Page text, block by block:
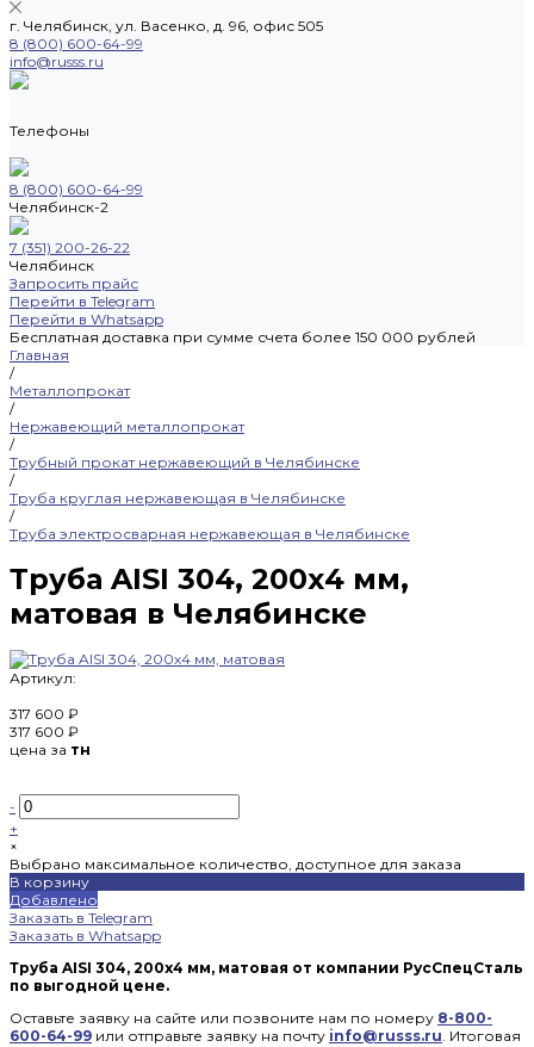
г. Челябинск, ул. Васенко, д. 96, офис 505
8 (800) 600-64-99
info@russs.ru
Телефоны
8 (800) 600-64-99
Челябинск-2
7 (351) 200-26-22
Челябинск
Запросить прайс
Перейти в Telegram
Перейти в Whatsapp
Бесплатная доставка при сумме счета более 150 000 рублей
Главная
/
Металлопрокат
/
Нержавеющий металлопрокат
/
Трубный прокат нержавеющий в Челябинске
/
Труба круглая нержавеющая в Челябинске
/
Труба электросварная нержавеющая в Челябинске
Труба AISI 304, 200х4 мм,
матовая в Челябинске
Артикул:
317 600 ₽
317 600 ₽
цена за тн
-
+
×
Выбрано максимальное количество, доступное для заказа
В корзину
Добавлено
Заказать в Telegram
Заказать в Whatsapp
Труба AISI 304, 200х4 мм, матовая от компании РусСпецСталь
по выгодной цене.
Оставьте заявку на сайте или позвоните нам по номеру 8-800-
600-64-99 или отправьте заявку на почту info@russs.ru. Итоговая